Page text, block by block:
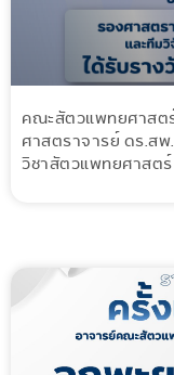
คณะสัตวแพทยศาสต
ศาสตราจารย์ ดร.ส
วิชาสัตวแพทยศาสตร์